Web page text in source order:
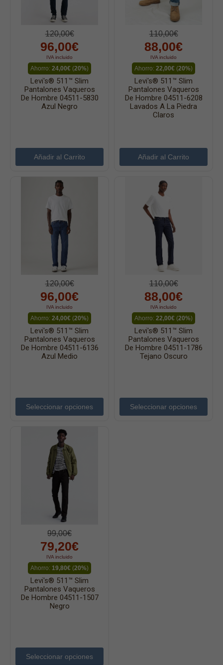
Vestidos
Faldas
Jerséys
Chaquetas
Bufandas y pañuelos
Calcetines
Gabardina invierno hombre
Gabardina verano hombre
Pana mujer
Ropa interior
120,00€
96,00€
IVA incluido
Ahorro: 24,00€ (20%)
Levi's® 511™ Slim
Pantalones Vaqueros
De Hombre 04511-5830
Azul Negro
110,00€
88,00€
IVA incluido
Ahorro: 22,00€ (20%)
Levi's® 511™ Slim
Pantalones Vaqueros
De Hombre 04511-6208
Lavados A La Piedra
Claros
120,00€
96,00€
IVA incluido
Ahorro: 24,00€ (20%)
Levi's® 511™ Slim
Pantalones Vaqueros
De Hombre 04511-6136
Azul Medio
Seleccionar opciones
110,00€
88,00€
IVA incluido
Ahorro: 22,00€ (20%)
Levi's® 511™ Slim
Pantalones Vaqueros
De Hombre 04511-1786
Tejano Oscuro
Seleccionar opciones
99,00€
79,20€
IVA incluido
Ahorro: 19,80€ (20%)
Levi's® 511™ Slim
Pantalones Vaqueros
De Hombre 04511-1507
Negro
Seleccionar opciones